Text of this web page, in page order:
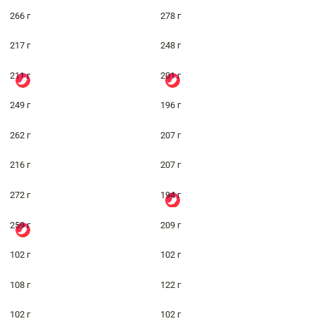
266 г 278 г
217 г 248 г
211 г 201 г
249 г 196 г
262 г 207 г
216 г 207 г
272 г 194 г
259 г 209 г
102 г 102 г
108 г 122 г
102 г 102 г